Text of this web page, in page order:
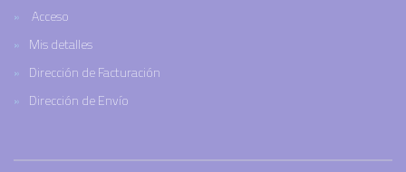
Acceso
Mis detalles
Dirección de Facturación
Dirección de Envío